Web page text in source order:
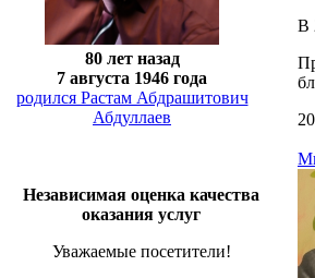
80 лет назад
7 августа 1946 года
родился Растам Абдрашитович
Абдуллаев
Независимая оценка качества
оказания услуг
Уважаемые посетители!
В